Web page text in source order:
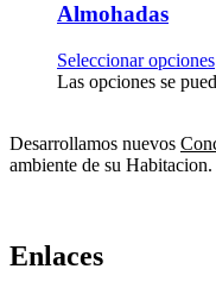
Almohadas
Seleccionar opciones
Las opciones se
Desarrollamos nuevos
ambiente de su Habitacion.
Enlaces